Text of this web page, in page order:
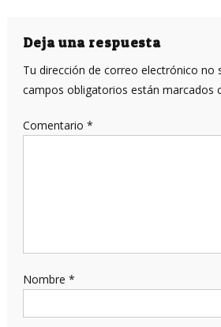
entradas
Deja una respuesta
Tu dirección de correo electrónico no
campos obligatorios están marcados
Comentario *
Nombre *